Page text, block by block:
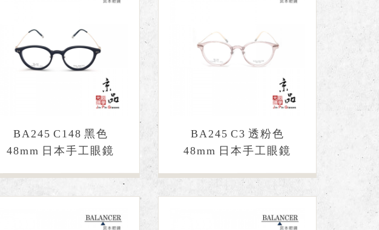
BA245 C148 黑色
48mm 日本手工眼鏡
BA245 C3 透粉色
48mm 日本手工眼鏡